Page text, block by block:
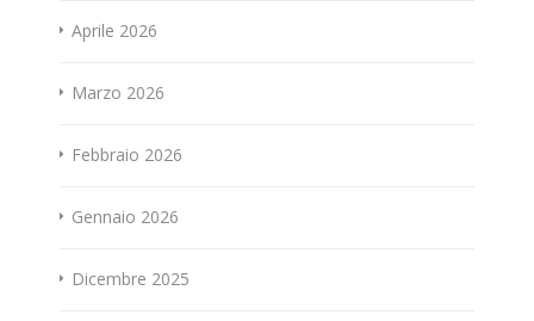
Aprile 2026
Marzo 2026
Febbraio 2026
Gennaio 2026
Dicembre 2025